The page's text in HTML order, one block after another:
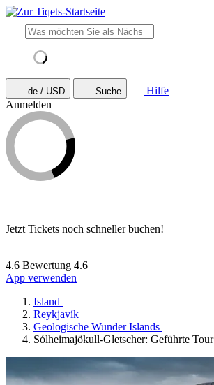
de / USD Suche
Hilfe
Anmelden
Jetzt Tickets noch schneller buchen!
4.6 Bewertung 4.6
App verwenden
Island
Reykjavík
Geologische Wunder Islands
Sólheimajökull-Gletscher: Geführte Tour